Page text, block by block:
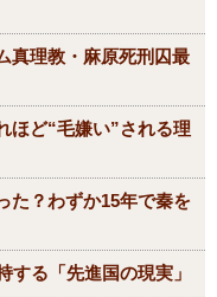
真理教・麻原死刑囚最
ほど“毛嫌い”される理
た？わずか15年で秦を
する「先進国の現実」